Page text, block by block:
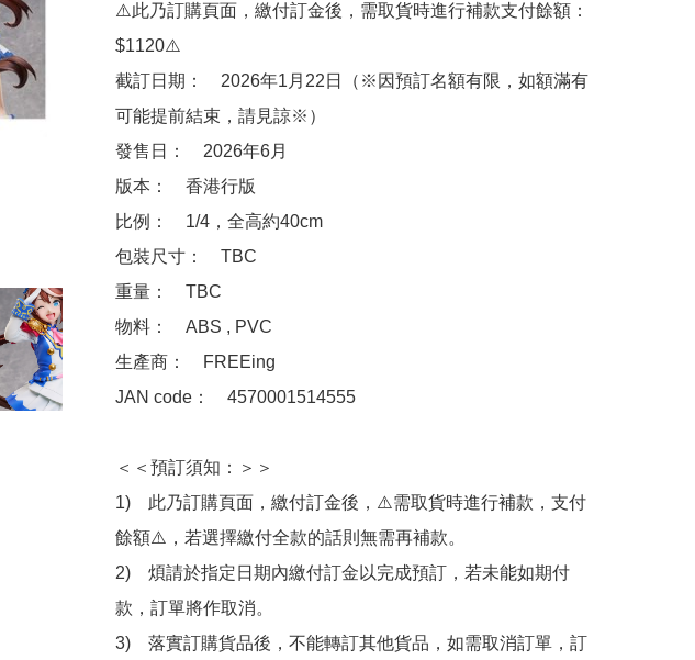
⚠️此乃訂購頁面，繳付訂金後，需取貨時進行補款支付餘額：
$1120⚠️
截訂日期：　2026年1月22日（※因預訂名額有限，如額滿有
可能提前結束，請見諒※）
發售日：　2026年6月
版本：　香港行版
比例：　1/4，全高約40cm
包裝尺寸：　TBC
重量：　TBC
物料：　ABS , PVC
生產商：　FREEing
JAN code：　4570001514555
＜＜預訂須知：＞＞
1)　此乃訂購頁面，繳付訂金後，⚠️需取貨時進行補款，支付
餘額⚠️，若選擇繳付全款的話則無需再補款。
2)　煩請於指定日期內繳付訂金以完成預訂，若未能如期付
款，訂單將作取消。
3)　落實訂購貨品後，不能轉訂其他貨品，如需取消訂單，訂